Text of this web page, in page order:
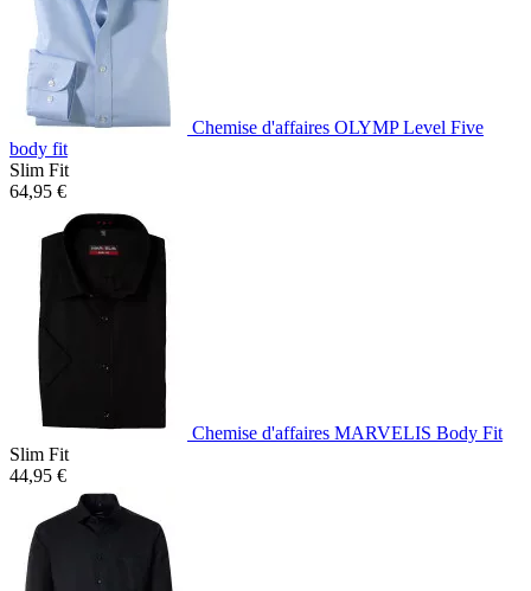
Chemise d'affaires OLYMP Level Five
body fit
Slim Fit
64,95 €
Chemise d'affaires MARVELIS Body Fit
Slim Fit
44,95 €